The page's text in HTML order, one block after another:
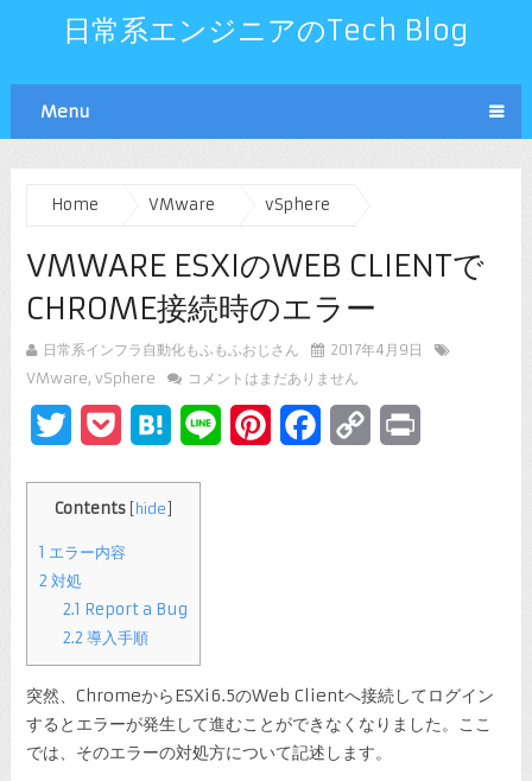
日常系エンジニアのTech Blog
Menu
Home VMware vSphere
VMWARE ESXIのWEB CLIENTで
CHROME接続時のエラー
日常系インフラ自動化もふもふおじさん
2017年4月9日
VMware, vSphere コメントはまだありません
TwitterPocketHatenaLine PinterestFacebook
Copy
Contents hide
1 エラー内容
2 対処
2.1 Report a Bug
2.2 導入手順
突然、ChromeからESXi6.5のWeb Clientへ接続してログイン
するとエラーが発生して進むことができなくなりました。ここ
では、そのエラーの対処方について記述します。